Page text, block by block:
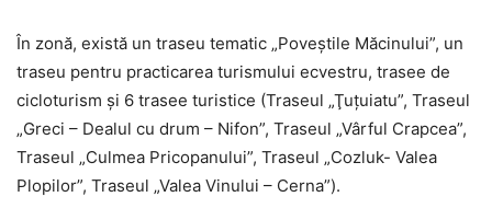
În zonă, există un traseu tematic „Poveştile Măcinului”, un
traseu pentru practicarea turismului ecvestru, trasee de
cicloturism şi 6 trasee turistice (Traseul „Ţuţuiatu”, Traseul
„Greci – Dealul cu drum – Nifon”, Traseul „Vârful Crapcea”,
Traseul „Culmea Pricopanului”, Traseul „Cozluk- Valea
Plopilor”, Traseul „Valea Vinului – Cerna”).